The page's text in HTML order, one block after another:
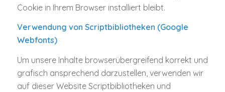
Cookie in Ihrem Browser installiert bleibt.
Verwendung von Scriptbibliotheken (Google
Webfonts)
Um unsere Inhalte browserübergreifend korrekt und
grafisch ansprechend darzustellen, verwenden wir
auf dieser Website Scriptbibliotheken und